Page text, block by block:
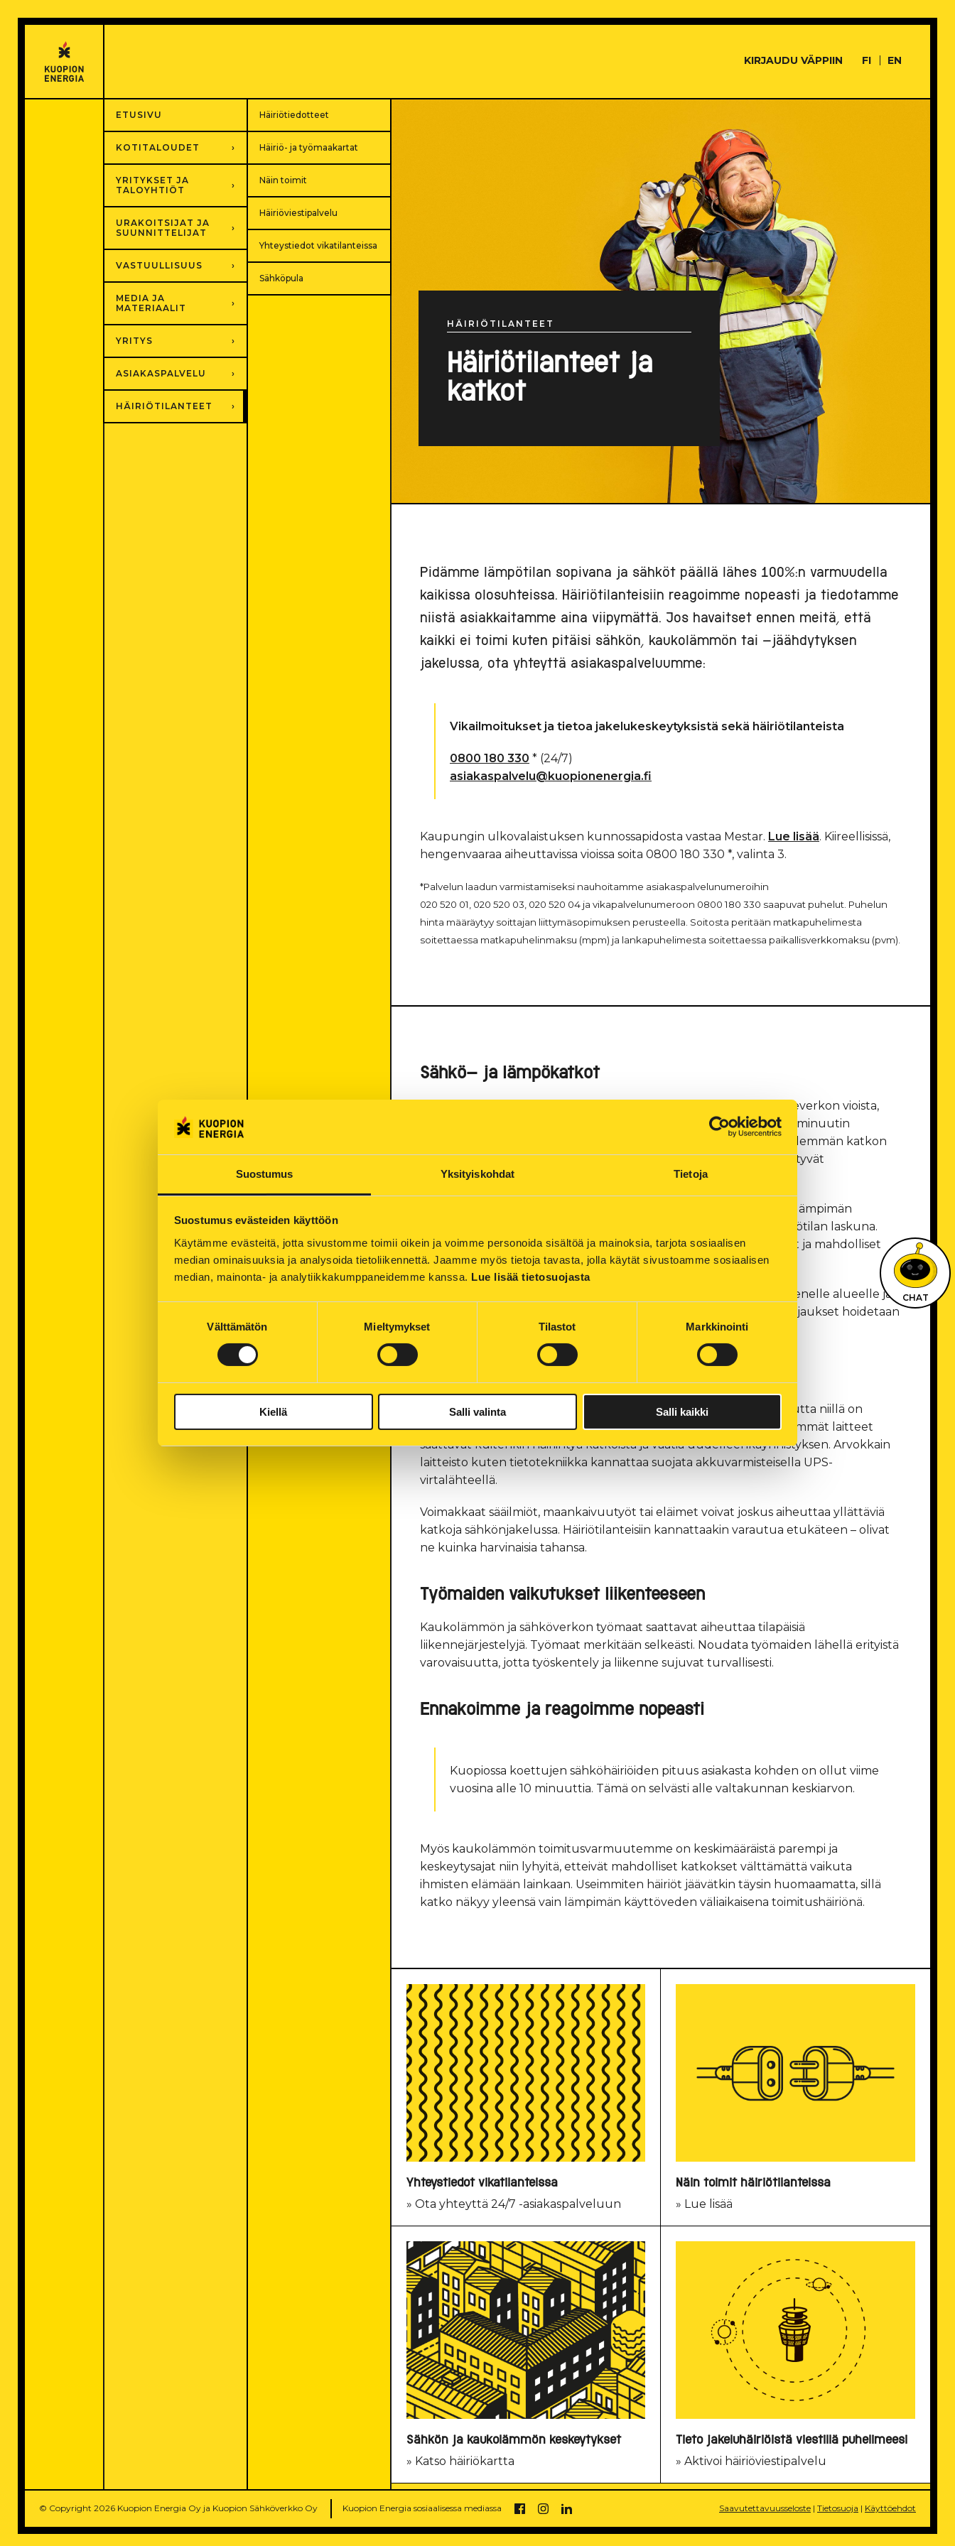
Suostumus Yksityiskohdat Tietoja
Suostumus evästeiden käyttöön
Käytämme evästeitä, jotta sivustomme toimii oikein ja voimme personoida sisältöä ja mainoksia, tarjota sosiaalisen
median ominaisuuksia ja analysoida tietoliikennettä. Jaamme myös tietoja tavasta, jolla käytät sivustoamme sosiaalisen
median, mainonta- ja analytiikkakumppaneidemme kanssa. Lue lisää tietosuojasta
Välttämätön Mieltymykset Tilastot Markkinointi
Kiellä Salli valinta Salli kaikki
sisältöön
KIRJAUDU VÄPPIIN FI EN
ETUSIVU
KOTITALOUDET
YRITYKSET JA
TALOYHTIÖT
URAKOITSIJAT JA
SUUNNITTELIJAT
VASTUULLISUUS
MEDIA JA
MATERIAALIT
YRITYS
ASIAKASPALVELU
HÄIRIÖTILANTEET
Häiriötiedotteet
Häiriö- ja työmaakartat
Näin toimit
Häiriöviestipalvelu
Yhteystiedot vikatilanteissa
Sähköpula
HÄIRIÖTILANTEET
Häiriötilanteet ja
katkot
Pidämme lämpötilan sopivana ja sähköt päällä lähes 100%:n varmuudella
kaikissa olosuhteissa. Häiriötilanteisiin reagoimme nopeasti ja tiedotamme
niistä asiakkaitamme aina viipymättä. Jos havaitset ennen meitä, että
kaikki ei toimi kuten pitäisi sähkön, kaukolämmön tai -jäähdytyksen
jakelussa, ota yhteyttä asiakaspalveluumme:
Vikailmoitukset ja tietoa jakelukeskeytyksistä sekä häiriötilanteista
0800 180 330 * (24/7)
asiakaspalvelu@kuopionenergia.fi
Kaupungin ulkovalaistuksen kunnossapidosta vastaa Mestar. Lue lisää. Kiireellisissä,
hengenvaaraa aiheuttavissa vioissa soita 0800 180 330 *, valinta 3.
*Palvelun laadun varmistamiseksi nauhoitamme asiakaspalvelunumeroihin
020 520 01, 020 520 03, 020 520 04 ja vikapalvelunumeroon 0800 180 330 saapuvat puhelut. Puhelun
hinta määräytyy soittajan liittymäsopimuksen perusteella. Soitosta peritään matkapuhelimesta
soitettaessa matkapuhelinmaksu (mpm) ja lankapuhelimesta soitettaessa paikallisverkkomaksu (pvm).
Sähkö- ja lämpökatkot
Suurin osa asiakkaan kokemista sähkökatkoista johtuu keskijänniteverkon vioista,
kuten oikosuluista ja maasuluista. Lyhyet muutaman sekunnin tai minuutin
sähkökatkot ovat suojaustoiminto sähköverkossa, jolla estetään pidemmän katkon
syntyminen. Näiden katkojen sattuessa sähköt katkeavat ja kytkeytyvät
automaattisesti uudelleen päälle.
Kaukolämpöverkossa keskeytykset tuntuvat ensisijaisesti katkona lämpimän
käyttöveden saannissa ja talvikuukausina väliaikaisena huonelämpötilan laskuna.
Tällaisia lyhyitä keskeytyksiä aiheuttavat lämpöverkon asennustyöt ja mahdolliset
vuodon korjaukset sekä tuotantohäiriöt.
Häiriöiden vaikutukset pyritään aina rajaamaan mahdollisimman pienelle alueelle ja
niistä tiedotetaan erikseen. Kaikki sähkö- ja kaukolämpöverkon korjaukset hoidetaan
aina mahdollisimman nopeasti.
Lyhyet katkot sähkön tai lämmön jakelussa ovat toki harmillisia, mutta niillä on
harvoin vaikutusta esimerkiksi sähkölaitteiden kestävyyteen. Herkimmät laitteet
saattavat kuitenkin häiriintyä katkoista ja vaatia uudelleenkäynnistyksen. Arvokkain
laitteisto kuten tietotekniikka kannattaa suojata akkuvarmisteisella UPS-
virtalähteellä.
Voimakkaat sääilmiöt, maankaivuutyöt tai eläimet voivat joskus aiheuttaa yllättäviä
katkoja sähkönjakelussa. Häiriötilanteisiin kannattaakin varautua etukäteen – olivat
ne kuinka harvinaisia tahansa.
Työmaiden vaikutukset liikenteeseen
Kaukolämmön ja sähköverkon työmaat saattavat aiheuttaa tilapäisiä
liikennejärjestelyjä. Työmaat merkitään selkeästi. Noudata työmaiden lähellä erityistä
varovaisuutta, jotta työskentely ja liikenne sujuvat turvallisesti.
Ennakoimme ja reagoimme nopeasti
Kuopiossa koettujen sähköhäiriöiden pituus asiakasta kohden on ollut viime
vuosina alle 10 minuuttia. Tämä on selvästi alle valtakunnan keskiarvon.
Myös kaukolämmön toimitusvarmuutemme on keskimääräistä parempi ja
keskeytysajat niin lyhyitä, etteivät mahdolliset katkokset välttämättä vaikuta
ihmisten elämään lainkaan. Useimmiten häiriöt jäävätkin täysin huomaamatta, sillä
katko näkyy yleensä vain lämpimän käyttöveden väliaikaisena toimitushäiriönä.
Yhteystiedot vikatilanteissa
» Ota yhteyttä 24/7 -asiakaspalveluun
Näin toimit häiriötilanteissa
» Lue lisää
Sähkön ja kaukolämmön keskeytykset
» Katso häiriökartta
Tieto jakeluhäiriöistä viestillä puhelimeesi
» Aktivoi häiriöviestipalvelu
© Copyright 2026 Kuopion Energia Oy ja Kuopion Sähköverkko Oy Kuopion Energia sosiaalisessa mediassa Saavutettavuusseloste | Tietosuoja | Käyttöehdot
CHAT